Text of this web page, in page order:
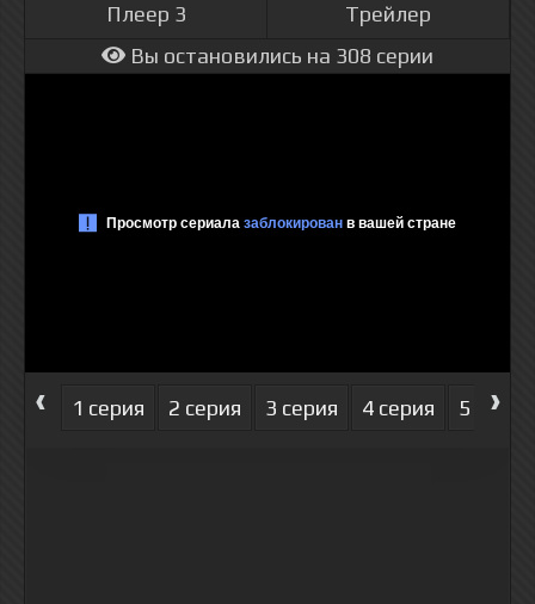
Плеер 3
Трейлер
Вы остановились на 308 серии
‹ 1 серия 2 серия 3 серия 4 серия 5 серия
›